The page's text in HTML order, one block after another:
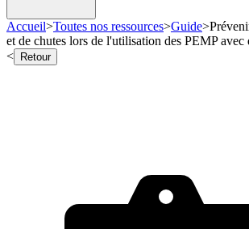
Accueil>Toutes nos ressources>Guide>
et de chutes lors de l'utilisation des PEMP avec
<
Retour